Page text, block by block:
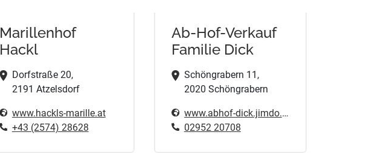
Marillenhof
Hackl
Dorfstraße 20,
2191 Atzelsdorf
www.hackls-marille.at
+43 (2574) 28628
Ab-Hof-Verkauf
Familie Dick
Schöngrabern 11,
2020 Schöngrabern
www.abhof-dick.jimdo.at
02952 20708